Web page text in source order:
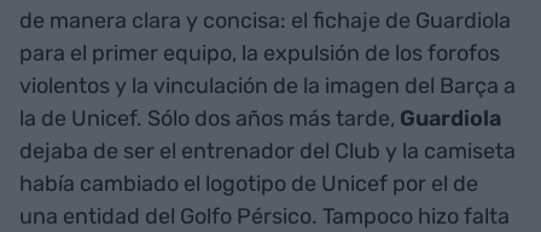
de manera clara y concisa: el fichaje de Guardiola
para el primer equipo, la expulsión de los forofos
violentos y la vinculación de la imagen del Barça a
la de Unicef. Sólo dos años más tarde, Guardiola
dejaba de ser el entrenador del Club y la camiseta
había cambiado el logotipo de Unicef por el de
una entidad del Golfo Pérsico. Tampoco hizo falta